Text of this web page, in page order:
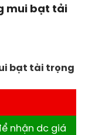
mui bạt tải
bạt tải trọng
nhận dc giá